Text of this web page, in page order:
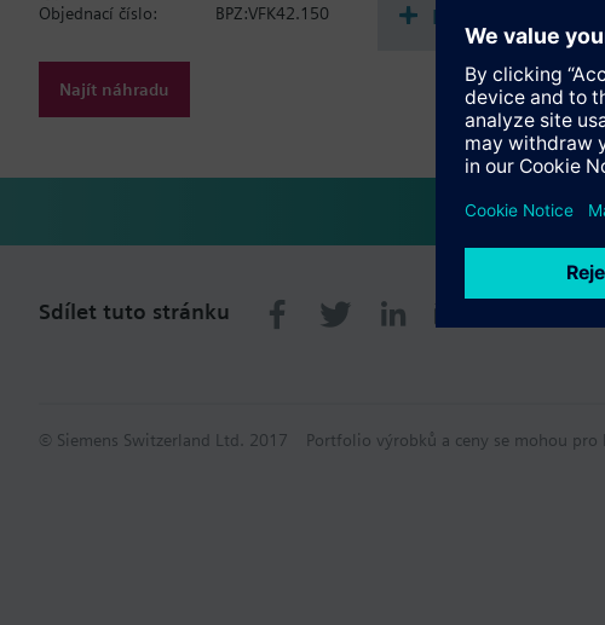
Objednací číslo:
BPZ:VFK42.150
Najít náhradu
Dokumentace
Sdílet tuto stránku
© Siemens Switzerland Ltd. 2017 Portfolio výrobků a ceny se mohou pro